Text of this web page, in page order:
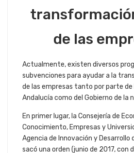
de las
Actualmente, existen diversos
subvenciones para ayudar a la
de las empresas tanto por parte
Andalucía como del Gobierno de la
En primer lugar, la Consejería de
Conocimiento, Empresas y
Agencia de Innovación y Desarrollo
sacó una orden (junio de 2017, con